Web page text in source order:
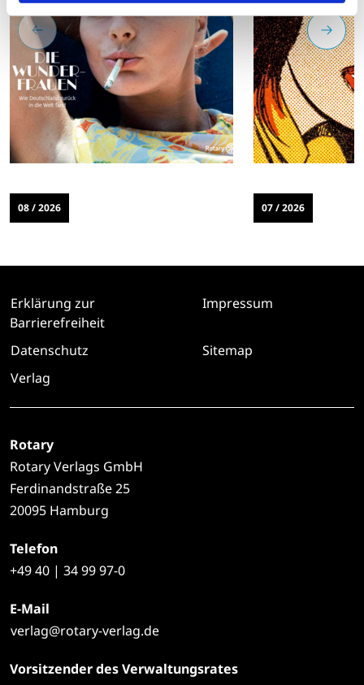
08 / 2026 07 / 2026
Erklärung zur
Barrierefreiheit
Impressum
Datenschutz
Sitemap
Verlag
Rotary
Rotary Verlags GmbH
Ferdinandstraße 25
20095 Hamburg
Telefon
+4940 | 34 99 97-0
E-Mail
verlag@rotary-verlag.de
Vorsitzender des Verwaltungsrates